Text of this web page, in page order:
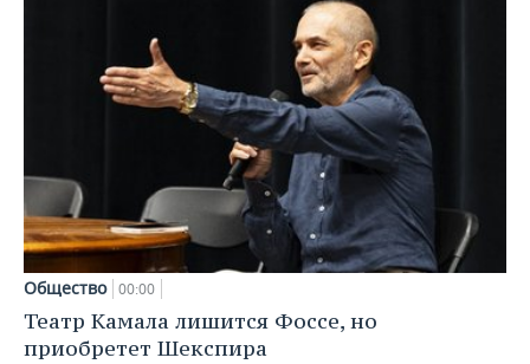
Общество 00:00
Театр Камала лишится Фоссе, но
приобретет Шекспира